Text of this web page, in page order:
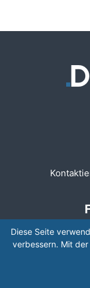
Diese Seite
verbessern. Mit